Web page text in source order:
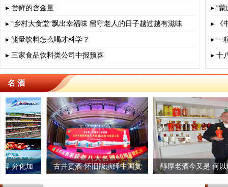
▸ 尝鲜的含金量
▸ “乡村大食堂”飘出幸福味 留守老人的日子越过越有滋味
▸ 能量饮料怎么喝才科学？
▸ 三家食品饮料类公司中报预喜
▸ “
▸ 《
▸ 一
▸ 十
名 酒
古井贡酒·怀旧版演绎中国复
醇厚老酒今又是 何以解忧在
落叶归根 “泰茶”老字号生根
雅安蔡龙茶业：匠心制茶,一